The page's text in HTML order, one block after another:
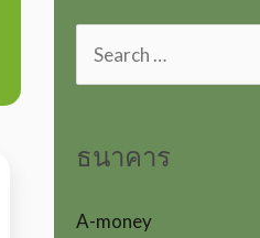
ธนาคาร
A-money